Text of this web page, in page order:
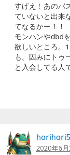
すげえ！あのバ
ていないと出来
てなるかー！！
モンハンやdbd
欲しいところ。
も。因みにトゥ
と入会してる人
2020年6